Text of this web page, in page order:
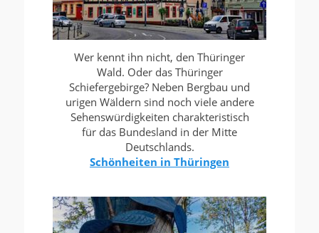
Wer kennt ihn nicht, den Thüringer
Wald. Oder das Thüringer
Schiefergebirge? Neben Bergbau und
urigen Wäldern sind noch viele andere
Sehenswürdigkeiten charakteristisch
für das Bundesland in der Mitte
Deutschlands.
Schönheiten in Thüringen